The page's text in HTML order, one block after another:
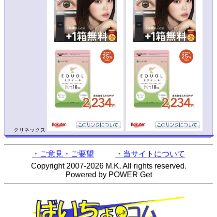
クリネックス
・ご意見・ご要望
・当サイトについて
Copyright 2007-2026 M.K. All rights reserved.
Powered by POWER Get